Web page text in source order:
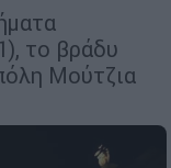
το βράδυ
Μούτζια